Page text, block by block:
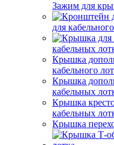
Зажим для
для
кабельных
Крышка
кабельного
Крышка
кабельных
Крышка
кабельных
Крышка